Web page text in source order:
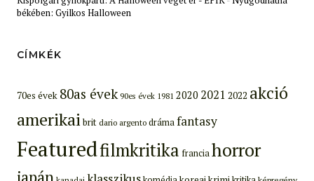
békében: Gyilkos Halloween
CÍMKÉK
70es évek 80as évek 90es évek 1981 2020 2021 2022 akció
amerikaibrit dario argento drámafantasy
Featuredfilmkritika franciahorror